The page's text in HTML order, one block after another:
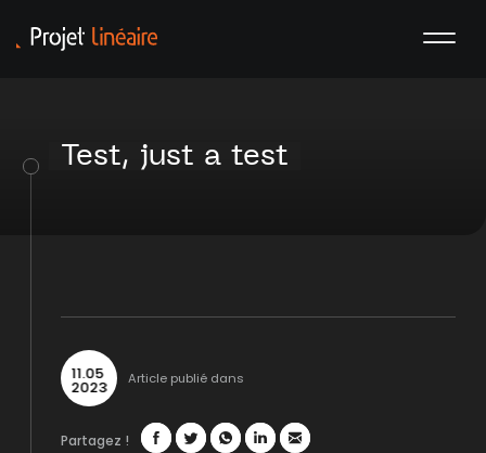
Test, just a test
11.05
2023 Article publié dans
Partagez !